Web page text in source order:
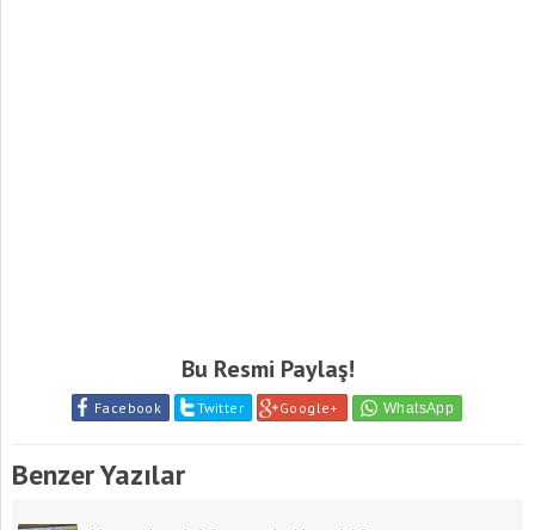
Bu Resmi Paylaş!
Facebook Twitter Google+
Benzer Yazılar